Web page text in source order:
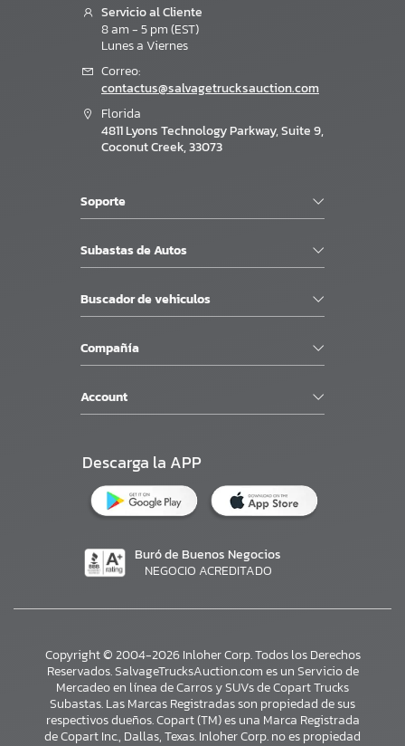
Servicio al Cliente
8 am - 5 pm (EST)
Lunes a Viernes
Correo:
contactus@salvagetrucksauction.com
Florida
4811 Lyons Technology Parkway, Suite 9,
Coconut Creek, 33073
Soporte
Subastas de Autos
Buscador de vehiculos
Compañía
Account
Descarga la APP
Buró de Buenos Negocios
NEGOCIO ACREDITADO
Copyright © 2004-2026 Inloher Corp. Todos los Derechos
Reservados. SalvageTrucksAuction.com es un Servicio de
Mercadeo en línea de Carros y SUVs de Copart Trucks
Subastas. Las Marcas Registradas son propiedad de sus
respectivos dueños. Copart (TM) es una Marca Registrada
de Copart Inc., Dallas, Texas. Inloher Corp. no es propiedad